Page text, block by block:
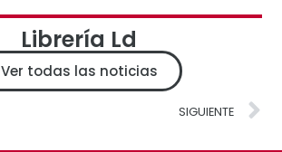
Librería Ld
Ver todas las noticias
SIGUIENTE